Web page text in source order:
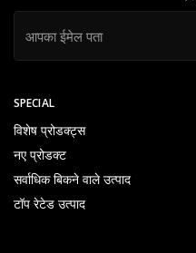
SPECIAL
विशेष प्रोडक्ट्स
नए प्रोडक्ट
सर्वाधिक बिकने वाले उत्पाद
टॉप रेटेड उत्पाद